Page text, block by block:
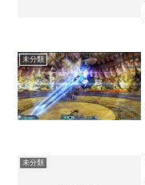
未分類
未分類